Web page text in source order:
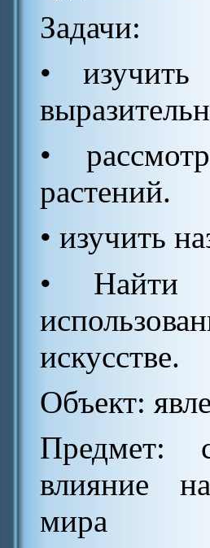
Задачи:
•
•
растений.
• изучить
• Найти
искусстве.
Объект:
Предмет:
влияние
мира